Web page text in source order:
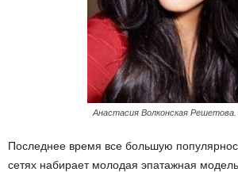
Анастасия Волконская
Последнее время все большую
сетях набирает молодая эпатажная